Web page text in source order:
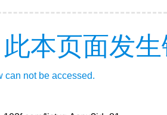
本页面发
can not be accessed.